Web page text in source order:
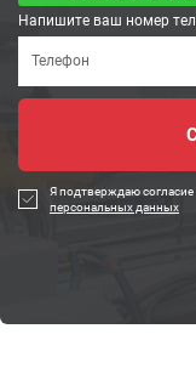
Напишите ваш номер
Я подтверждаю согласие
персональных данных